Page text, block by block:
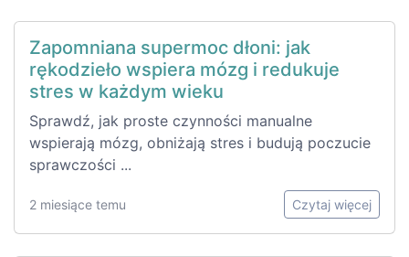
Zapomniana supermoc dłoni: jak
rękodzieło wspiera mózg i redukuje
stres w każdym wieku
Sprawdź, jak proste czynności manualne
wspierają mózg, obniżają stres i budują poczucie
sprawczości ...
2 miesiące temu Czytaj więcej